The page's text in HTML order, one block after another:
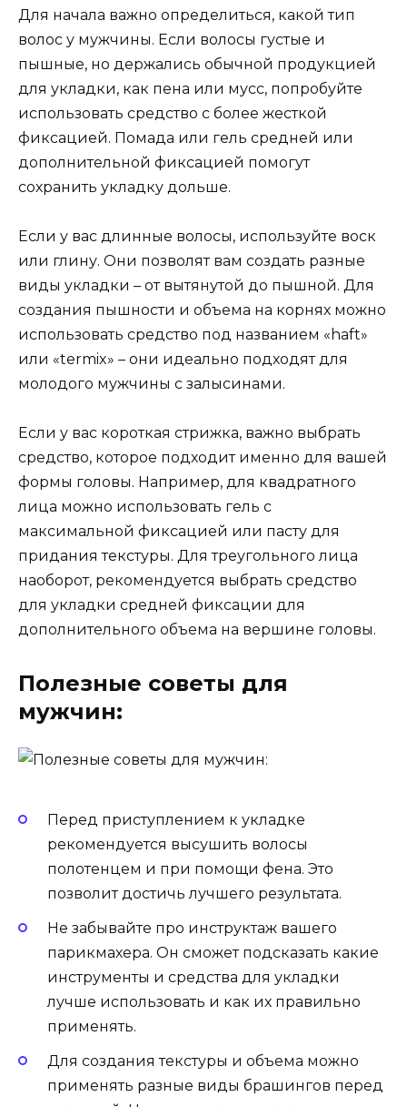
Для начала важно определиться, какой тип
волос у мужчины. Если волосы густые и
пышные, но держались обычной продукцией
для укладки, как пена или мусс, попробуйте
использовать средство с более жесткой
фиксацией. Помада или гель средней или
дополнительной фиксацией помогут
сохранить укладку дольше.
Если у вас длинные волосы, используйте воск
или глину. Они позволят вам создать разные
виды укладки – от вытянутой до пышной. Для
создания пышности и объема на корнях можно
использовать средство под названием «haft»
или «termix» – они идеально подходят для
молодого мужчины с залысинами.
Если у вас короткая стрижка, важно выбрать
средство, которое подходит именно для вашей
формы головы. Например, для квадратного
лица можно использовать гель с
максимальной фиксацией или пасту для
придания текстуры. Для треугольного лица
наоборот, рекомендуется выбрать средство
для укладки средней фиксации для
дополнительного объема на вершине головы.
Полезные советы для
мужчин:
Перед приступлением к укладке
рекомендуется высушить волосы
полотенцем и при помощи фена. Это
позволит достичь лучшего результата.
Не забывайте про инструктаж вашего
парикмахера. Он сможет подсказать какие
инструменты и средства для укладки
лучше использовать и как их правильно
применять.
Для создания текстуры и объема можно
применять разные виды брашингов перед